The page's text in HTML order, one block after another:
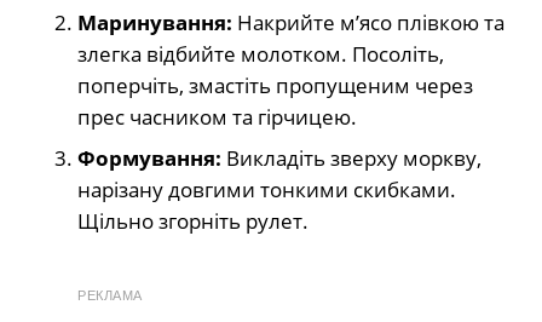
Маринування: Накрийте м’ясо плівкою та
злегка відбийте молотком. Посоліть,
поперчіть, змастіть пропущеним через
прес часником та гірчицею.
Формування: Викладіть зверху моркву,
нарізану довгими тонкими скибками.
Щільно згорніть рулет.
РЕКЛАМА